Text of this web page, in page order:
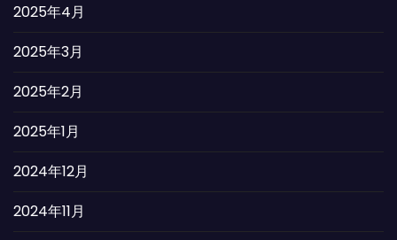
2025年4月
2025年3月
2025年2月
2025年1月
2024年12月
2024年11月